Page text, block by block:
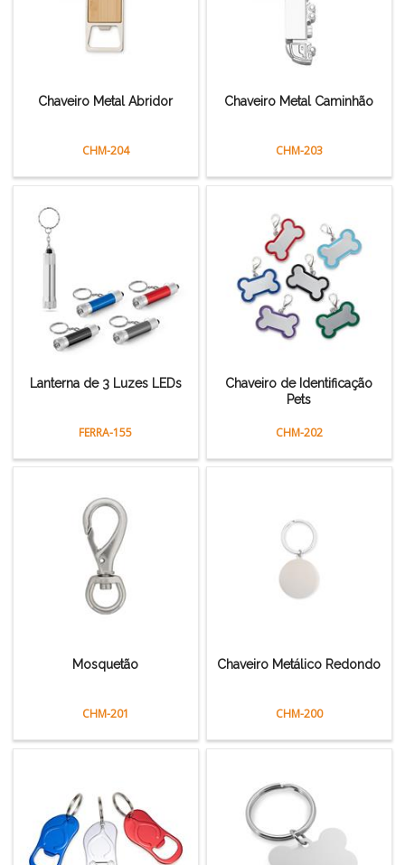
Chaveiro Metal Abridor
CHM-204
Chaveiro Metal Caminhão
CHM-203
Lanterna de 3 Luzes LEDs
FERRA-155
Chaveiro de Identificação
Pets
CHM-202
Mosquetão
CHM-201
Chaveiro Metálico Redondo
CHM-200